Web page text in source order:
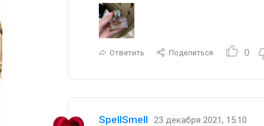
Ответить Поделиться 0
SpellSmell 23 декабря 2021, 15:10